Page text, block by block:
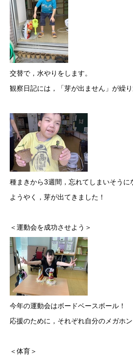
交替で，水やりをします。
観察日記には，「芽が出ません」が繰
種まきから3週間，忘れてしまいそうに
ようやく，芽が出てきました！
＜運動会を成功させよう＞
今年の運動会はボードベースボール！
応援のために，それぞれ自分のメガホ
＜体育＞